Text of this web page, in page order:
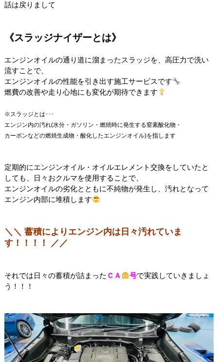
話は戻りまして
《スラッジナイザーとは》
エンジンオイルの通り道に溜まったスラッジを、高圧力で洗い
流すことで、
エンジンオイルの性能を引き出す施工サービスです
燃費の改善や走り心地にも変化が期待できます
※スラッジとは･･･
エンジン内の汚れ(水分・ガソリン・燃焼時に発生する窒素酸化物・
カーボンなどの燃焼生成物・酸化したエンジンオイル)を指します
定期的にエンジンオイル・オイルエレメント交換をしていたと
しても、
日々おクルマを使用することで、
エンジンオイルの劣化とともに不純物が発生し、汚れとなって
エンジン内部に堆積します
＼＼ 蓄積によりエンジン内は日々汚れていま
す！！！！ ／／
それでは日々の蓄積が詰まった ＣＡ 号で実践していきましょ
う！！！